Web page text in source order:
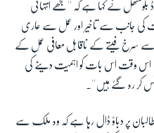
نے کہا ہے کہ ''مجھے انتہائی
کی جانب سے تاخیر اور عمل سے عاری
سرخ فیتے کے ناقابل معافی عمل کے
اس وقت اس بات کو اہمیت دینے کی
کر رہ گئے ہیں''۔
طالبان پر دباؤ ڈال رہا ہے کہ وہ ملک سے